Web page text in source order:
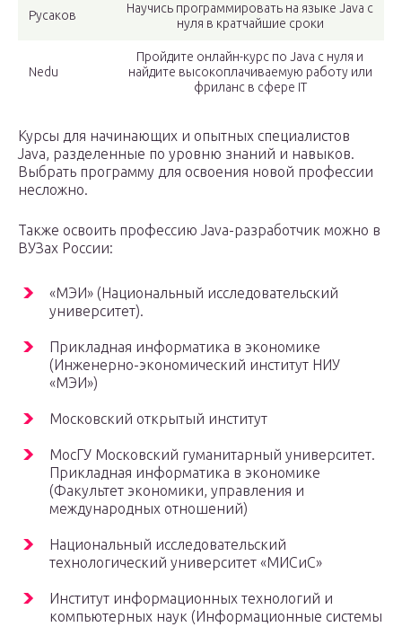
Русаков
Научись программировать на языке Java с
нуля в кратчайшие сроки
Nedu
Пройдите онлайн-курс по Java с нуля и
найдите высокоплачиваемую работу или
фриланс в сфере IT
Курсы для начинающих и опытных специалистов
Java, разделенные по уровню знаний и навыков.
Выбрать программу для освоения новой профессии
несложно.
Также освоить профессию Java-разработчик можно в
ВУЗах России:
«МЭИ» (Национальный исследовательский
университет).
Прикладная информатика в экономике
(Инженерно-экономический институт НИУ
«МЭИ»)
Московский открытый институт
МосГУ Московский гуманитарный университет.
Прикладная информатика в экономике
(Факультет экономики, управления и
международных отношений)
Национальный исследовательский
технологический университет «МИСиС»
Институт информационных технологий и
компьютерных наук (Информационные системы